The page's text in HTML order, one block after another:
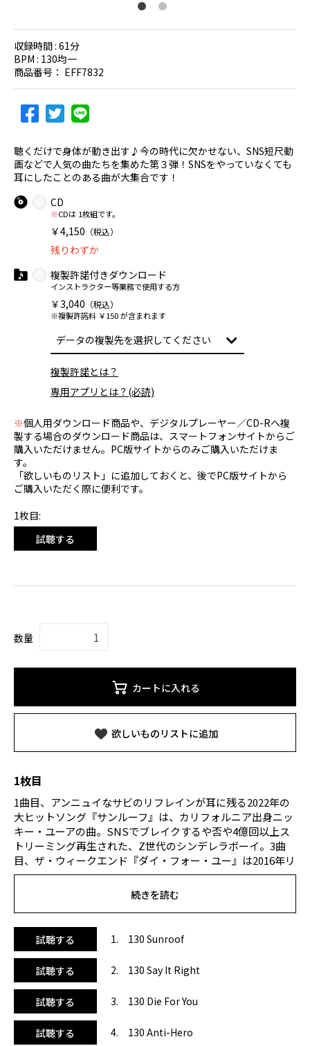
収録時間 : 61分
BPM : 130均一
商品番号： EFF7832
聴くだけで身体が動き出す♪今の時代に欠かせない、SNS短尺動
画などで人気の曲たちを集めた第３弾！SNSをやっていなくても
耳にしたことのある曲が大集合です！
CD
※CDは 1枚組です。
￥4,150 （税込）
残りわずか
複製許諾付きダウンロード
インストラクター等業務で使用する方
￥3,040 （税込）
※複製許諾料 ￥150 が含まれます
複製許諾とは？
専用アプリとは？(必読)
※個人用ダウンロード商品や、デジタルプレーヤー／CD-Rへ複
製する場合のダウンロード商品は、スマートフォンサイトからご
購入いただけません。PC版サイトからのみご購入いただけま
す。
「欲しいものリスト」に追加しておくと、後でPC版サイトから
ご購入いただく際に便利です。
1枚目:
試聴する
数量
カートに入れる
欲しいものリストに追加
1枚目
1曲目、アンニュイなサビのリフレインが耳に残る2022年の
大ヒットソング『サンルーフ』は、カリフォルニア出身ニッ
キー・ユーアの曲。SNSでブレイクするや否や4億回以上ス
トリーミング再生された、Z世代のシンデレラボーイ。3曲
目、ザ・ウィークエンド『ダイ・フォー・ユー』は2016年リ
リースの曲ですが、6年ほど経過してSNSでブレイクしまし
た。感情の高まりを表現したストレートな歌詞が、短尺動画
で見せたい内容に合っていたようです。4曲目、全米シング
『アンチ・ヒーロー』は、爽やかなアレンジに。続く、韓国
ガールズグループ・ルセラフィムの『フィアレス』は、クセ
になるサビのレフレインにドラムのアレンジが加わり、テン
ションが上がりそうです！6曲目、2022年のヒットと言え
ば！のハリー・スタイルズ『レイト・ナイト・トーキング』
は、70年代風の懐かしい雰囲気が漂う美しいメロディー。7
曲目、同じく懐かしいスウィートさを持つメーガン・トレー
ナー『メイド・ユー・ルック』も、思わず聴き入ってしまい
続きを読む
試聴する 1. 130 Sunroof
試聴する 2. 130 Say It Right
試聴する 3. 130 Die For You
試聴する 4. 130 Anti-Hero